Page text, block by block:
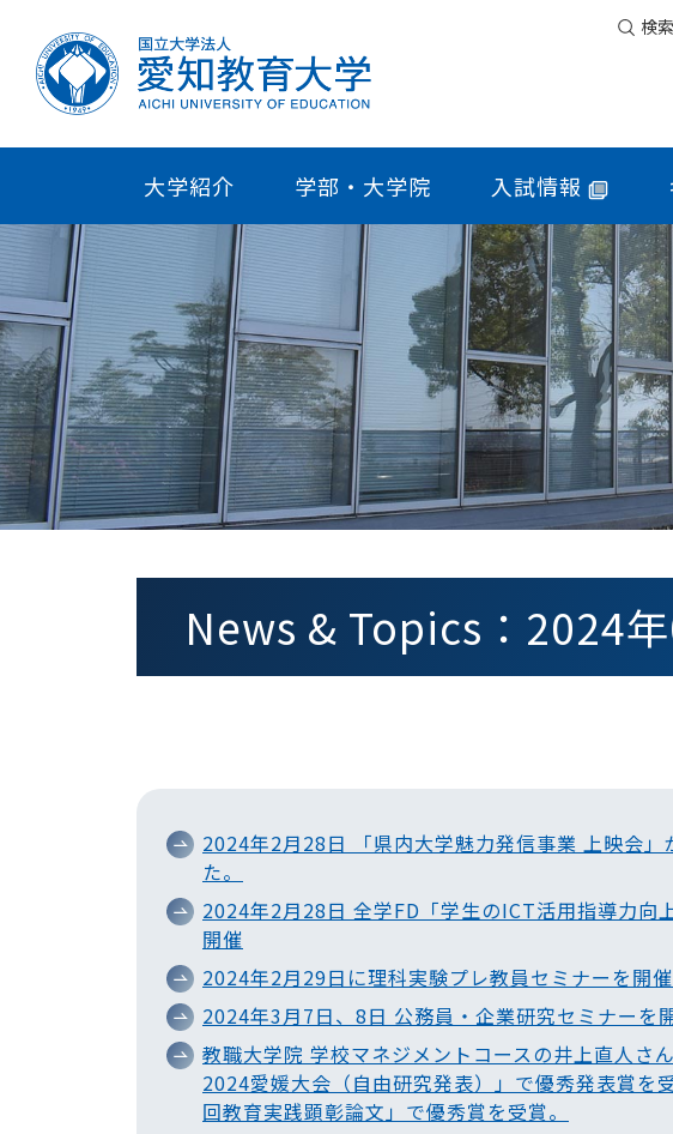
検索
大学紹介 学部・大学院 入試情報
News & Topics：2024
2024年2月28日 「県内大学魅力発信事業 上映会
た。
2024年2月28日 全学FD「学生のICT活用指導力向
開催
2024年2月29日に理科実験プレ教員セミナーを開催
2024年3月7日、8日 公務員・企業研究セミナーを
教職大学院 学校マネジメントコースの井上直人さ
2024愛媛大会（自由研究発表）」で優秀発表賞を
回教育実践顕彰論文」で優秀賞を受賞。